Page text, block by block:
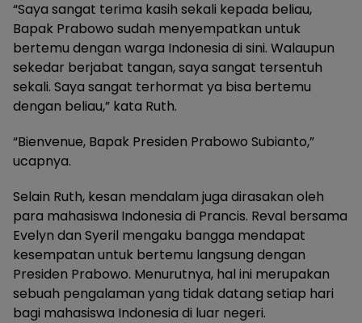
“Saya sangat terima kasih sekali kepada beliau,
Bapak Prabowo sudah menyempatkan untuk
bertemu dengan warga Indonesia di sini. Walaupun
sekedar berjabat tangan, saya sangat tersentuh
sekali. Saya sangat terhormat ya bisa bertemu
dengan beliau,” kata Ruth.
“Bienvenue, Bapak Presiden Prabowo Subianto,”
ucapnya.
Selain Ruth, kesan mendalam juga dirasakan oleh
para mahasiswa Indonesia di Prancis. Reval bersama
Evelyn dan Syeril mengaku bangga mendapat
kesempatan untuk bertemu langsung dengan
Presiden Prabowo. Menurutnya, hal ini merupakan
sebuah pengalaman yang tidak datang setiap hari
bagi mahasiswa Indonesia di luar negeri.